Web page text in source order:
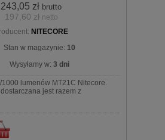
243,05 zł brutto
197,60 zł netto
NITECORE
Stan w magazynie: 10
Wysyłamy w: 3 dni
lumenów MT21C Nitecore.
jest razem z